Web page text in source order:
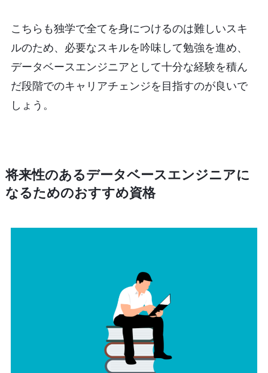
こちらも独学で全てを身につけるのは難しいスキ
ルのため、必要なスキルを吟味して勉強を進め、
データベースエンジニアとして十分な経験を積ん
だ段階でのキャリアチェンジを目指すのが良いで
しょう。
将来性のあるデータベースエンジニアに
なるためのおすすめ資格